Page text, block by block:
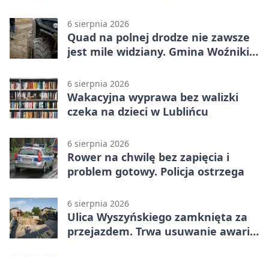
6 sierpnia 2026
Quad na polnej drodze nie zawsze
jest mile widziany. Gmina Woźniki
6 sierpnia 2026
Wakacyjna wyprawa bez walizki
czeka na dzieci w Lublińcu
6 sierpnia 2026
Rower na chwilę bez zapięcia i
problem gotowy. Policja ostrzega
6 sierpnia 2026
Ulica Wyszyńskiego zamknięta za
przejazdem. Trwa usuwanie awarii